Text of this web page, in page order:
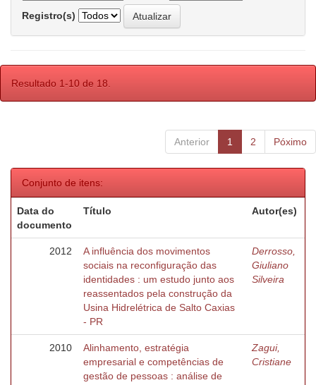
Registro(s)
Resultado 1-10 de 18.
Anterior 1 2 Póximo
Conjunto de itens:
Data do
documento
Título Autor(es)
2012
A influência dos movimentos
sociais na reconfiguração das
identidades : um estudo junto aos
reassentados pela construção da
Usina Hidrelétrica de Salto Caxias
- PR
Derrosso,
Giuliano
Silveira
2010
Alinhamento, estratégia
empresarial e competências de
gestão de pessoas : análise de
Zagui,
Cristiane